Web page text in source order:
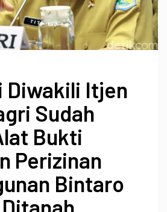
Diwakili Itjen
Sudah
Bukti
Perizinan
Bintaro